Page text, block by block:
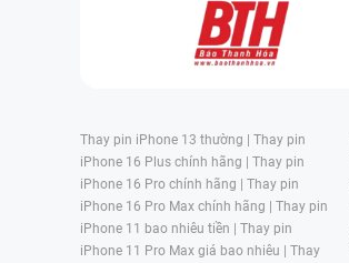
Thay pin iPhone 13 thường | Thay pin
iPhone 16 Plus chính hãng | Thay pin
iPhone 16 Pro chính hãng | Thay pin
iPhone 16 Pro Max chính hãng | Thay pin
iPhone 11 bao nhiêu tiền | Thay pin
iPhone 11 Pro Max giá bao nhiêu | Thay